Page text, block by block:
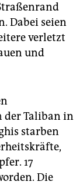
Dabei seien
verletzt
und
der Taliban in
starben
17
Die